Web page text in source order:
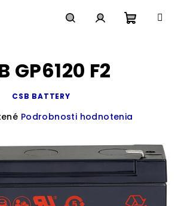
GP6120 F2
CSB BATTERY
Podrobnosti hodnotenia